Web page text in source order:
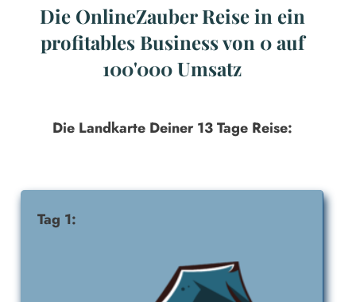
Die OnlineZauber Reise in ein
profitables Business von 0 auf
100'000 Umsatz
Die Landkarte Deiner 13 Tage Reise:
Tag 1: